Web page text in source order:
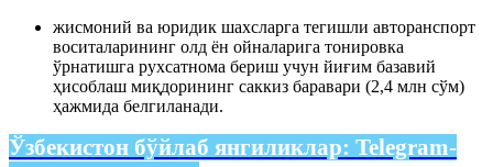
жисмоний ва юридик шахсларга тегишли авторанспорт
воситаларининг олд ён ойналарига тонировка
ўрнатишга рухсатнома бериш учун йиғим базавий
ҳисоблаш миқдорининг саккиз баравари (2,4 млн сўм)
ҳажмида белгиланади.
Ўзбекистон бўйлаб янгиликлар: Telegram-